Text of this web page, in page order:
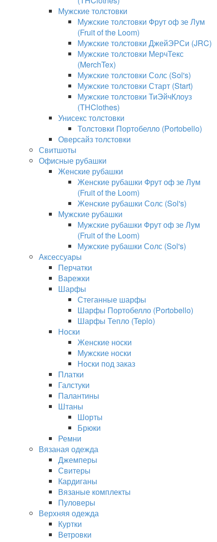
Мужские толстовки
Мужские толстовки Фрут оф зе Лум
(Fruit of the Loom)
Мужские толстовки ДжейЭРСи (JRC)
Мужские толстовки МерчТекс
(MerchTex)
Мужские толстовки Солс (Sol's)
Мужские толстовки Старт (Start)
Мужские толстовки ТиЭйчКлоуз
(THClothes)
Унисекс толстовки
Толстовки Портобелло (Portobello)
Оверсайз толстовки
Свитшоты
Офисные рубашки
Женские рубашки
Женские рубашки Фрут оф зе Лум
(Fruit of the Loom)
Женские рубашки Солс (Sol's)
Мужские рубашки
Мужские рубашки Фрут оф зе Лум
(Fruit of the Loom)
Мужские рубашки Солс (Sol's)
Аксессуары
Перчатки
Варежки
Шарфы
Стеганные шарфы
Шарфы Портобелло (Portobello)
Шарфы Тепло (Teplo)
Носки
Женские носки
Мужские носки
Носки под заказ
Платки
Галстуки
Палантины
Штаны
Шорты
Брюки
Ремни
Вязаная одежда
Джемперы
Свитеры
Кардиганы
Вязаные комплекты
Пуловеры
Верхняя одежда
Куртки
Ветровки